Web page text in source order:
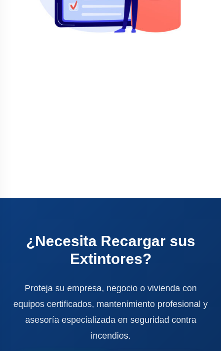
¿Necesita Recargar sus
Extintores?
Proteja su empresa, negocio o vivienda con
equipos certificados, mantenimiento profesional y
asesoría especializada en seguridad contra
incendios.